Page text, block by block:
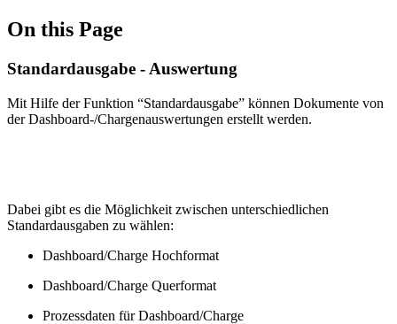
On this Page
Standardausgabe - Auswertung
Mit Hilfe der Funktion “Standardausgabe” können Dokumente von
der Dashboard-/Chargenauswertungen erstellt werden.
Dabei gibt es die Möglichkeit zwischen unterschiedlichen
Standardausgaben zu wählen:
Dashboard/Charge Hochformat
Dashboard/Charge Querformat
Prozessdaten für Dashboard/Charge